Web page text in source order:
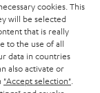
cookies. This
will be selected
that is really
to the use of all
data in countries
also activate or
"Accept selection"